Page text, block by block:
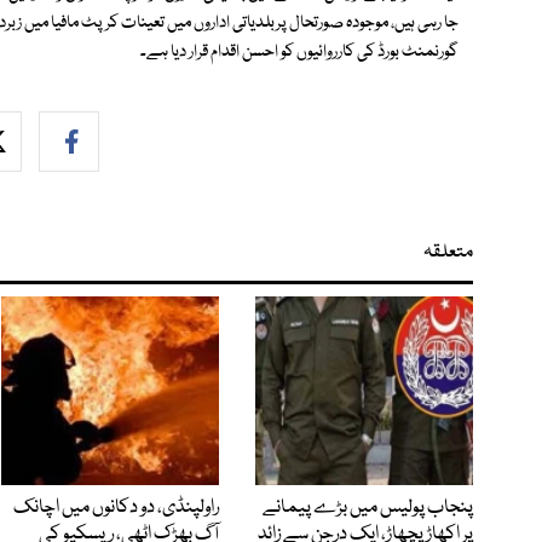
جا رہی ہیں، موجودہ صورتحال پربلدیاتی اداروں میں تعینات کرپٹ مافیا
گورنمنٹ بورڈ کی کارروائیوں کو احسن اقدام قرار دیا ہے۔
متعلقہ
پنجاب پولیس میں بڑے پیمانے
پر اکھاڑ پچھاڑ، ایک درجن سے زائد
راولپنڈی، دو دکانوں میں اچانک
آگ بھڑک اٹھی، ریسکیو کی